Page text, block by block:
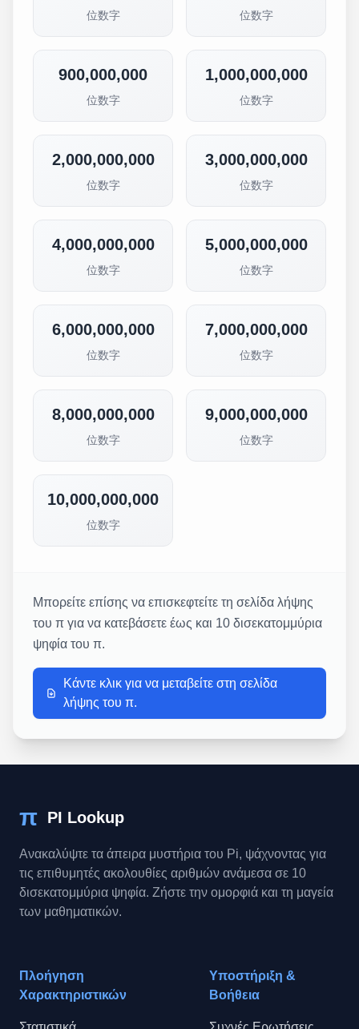
位数字 位数字
900,000,000
位数字
1,000,000,000
位数字
2,000,000,000
位数字
3,000,000,000
位数字
4,000,000,000
位数字
5,000,000,000
位数字
6,000,000,000
位数字
7,000,000,000
位数字
8,000,000,000
位数字
9,000,000,000
位数字
10,000,000,000
位数字
Μπορείτε επίσης να επισκεφτείτε τη σελίδα λήψης
του π για να κατεβάσετε έως και 10 δισεκατομμύρια
ψηφία του π.
Κάντε κλικ για να μεταβείτε στη σελίδα
λήψης του π.
π PI Lookup
Ανακαλύψτε τα άπειρα μυστήρια του Pi, ψάχνοντας για
τις επιθυμητές ακολουθίες αριθμών ανάμεσα σε 10
δισεκατομμύρια ψηφία. Ζήστε την ομορφιά και τη μαγεία
των μαθηματικών.
Πλοήγηση
Χαρακτηριστικών
Υποστήριξη &
Βοήθεια